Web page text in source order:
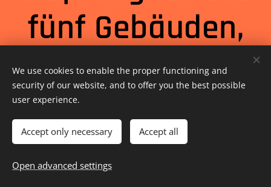
fünf Gebäuden,
und Reste der vier
Eckgebäude sind
heute noch zu
We use cookies to enable the proper functioning and
security of our website, and to offer you the best possible
user experience.
Accept only necessary Accept all
Open advanced settings